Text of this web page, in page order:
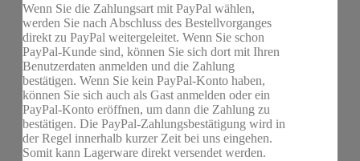
Wenn Sie die Zahlungsart mit PayPal wählen,
werden Sie nach Abschluss des Bestellvorganges
direkt zu PayPal weitergeleitet. Wenn Sie schon
PayPal-Kunde sind, können Sie sich dort mit Ihren
Benutzerdaten anmelden und die Zahlung
bestätigen. Wenn Sie kein PayPal-Konto haben,
können Sie sich auch als Gast anmelden oder ein
PayPal-Konto eröffnen, um dann die Zahlung zu
bestätigen. Die PayPal-Zahlungsbestätigung wird in
der Regel innerhalb kurzer Zeit bei uns eingehen.
Somit kann Lagerware direkt versendet werden.